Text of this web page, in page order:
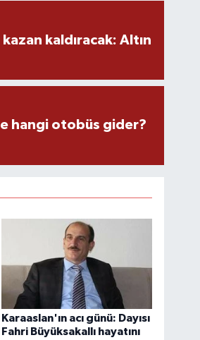
kaldıracak: Altın
hangi otobüs gider?
Karaaslan'ın acı günü: Dayısı
Fahri Büyüksakallı hayatını